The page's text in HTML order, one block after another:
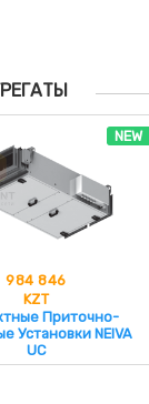
NEW
984 846
KZT
Приточно-
Установки NEIVA
UC